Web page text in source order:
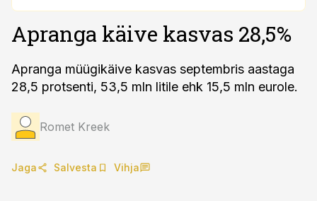
Apranga käive kasvas 28,5%
Apranga müügikäive kasvas septembris aastaga
28,5 protsenti, 53,5 mln litile ehk 15,5 mln eurole.
Romet Kreek
Jaga Salvesta Vihja